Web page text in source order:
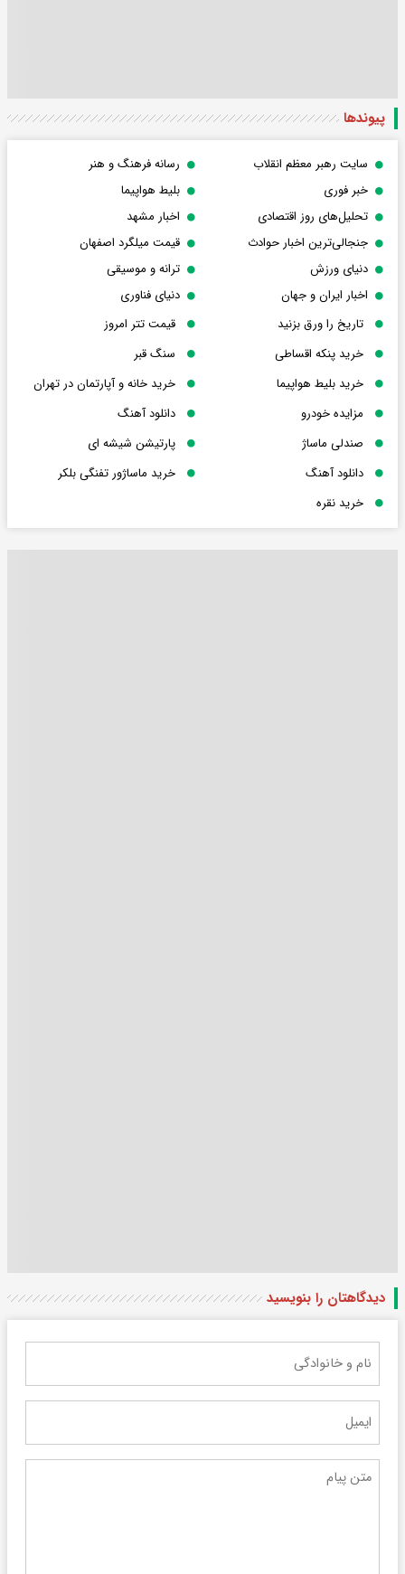
پیوندها
سایت رهبر معظم انقلاب
رسانه فرهنگ و هنر
خبر فوری
بلیط هواپیما
تحلیل‌های روز اقتصادی
اخبار مشهد
جنجالی‌ترین اخبار حوادث
قیمت میلگرد اصفهان
دنیای ورزش
ترانه و موسیقی
اخبار ایران و جهان
دنیای فناوری
تاریخ را ورق بزنید
قیمت تتر امروز
خرید پنکه اقساطی
سنگ قبر
خرید بلیط هواپیما
خرید خانه و آپارتمان در تهران
مزایده خودرو
دانلود آهنگ
صندلی ماساژ
پارتیشن شیشه ای
دانلود آهنگ
خرید ماساژور تفنگی بلکر
خرید نقره
دیدگاهتان را بنویسید